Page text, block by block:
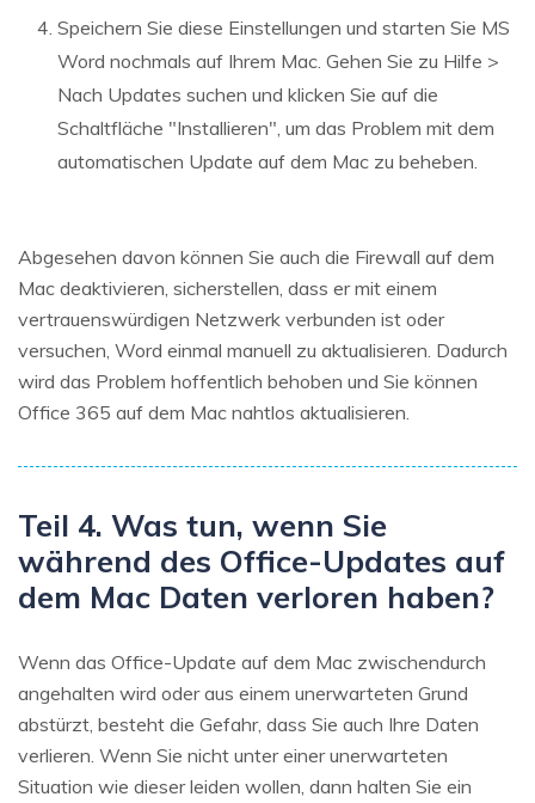
Speichern Sie diese Einstellungen und starten Sie MS
Word nochmals auf Ihrem Mac. Gehen Sie zu Hilfe >
Nach Updates suchen und klicken Sie auf die
Schaltfläche "Installieren", um das Problem mit dem
automatischen Update auf dem Mac zu beheben.
Abgesehen davon können Sie auch die Firewall auf dem
Mac deaktivieren, sicherstellen, dass er mit einem
vertrauenswürdigen Netzwerk verbunden ist oder
versuchen, Word einmal manuell zu aktualisieren. Dadurch
wird das Problem hoffentlich behoben und Sie können
Office 365 auf dem Mac nahtlos aktualisieren.
Teil 4. Was tun, wenn Sie
während des Office-Updates auf
dem Mac Daten verloren haben?
Wenn das Office-Update auf dem Mac zwischendurch
angehalten wird oder aus einem unerwarteten Grund
abstürzt, besteht die Gefahr, dass Sie auch Ihre Daten
verlieren. Wenn Sie nicht unter einer unerwarteten
Situation wie dieser leiden wollen, dann halten Sie ein